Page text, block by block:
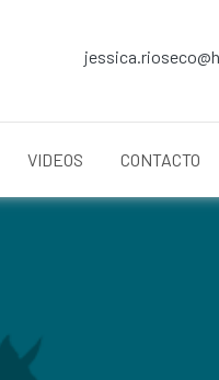
VIDEOS CONTACTO